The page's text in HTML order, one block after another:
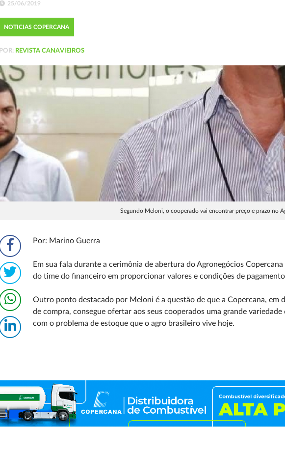
25/06/2019
NOTICIAS COPERCANA
POR: REVISTA CANAVIEIROS
Segundo Meloni, o cooperado vai encontrar preço e prazo no
Por: Marino Guerra
Em sua fala durante a cerimônia de abertura do Agronegócios
do time do financeiro em proporcionar valores e condições de
Outro ponto destacado por Meloni é a questão de que a Copercana, em
de compra, consegue ofertar aos seus cooperados uma grande
com o problema de estoque que o agro brasileiro vive hoje.